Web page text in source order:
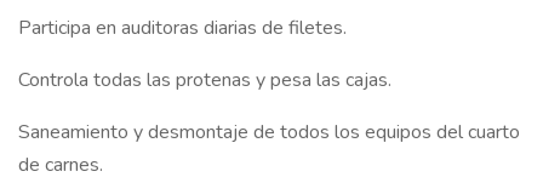
Participa en auditoras diarias de filetes.
Controla todas las protenas y pesa las cajas.
Saneamiento y desmontaje de todos los equipos del cuarto
de carnes.